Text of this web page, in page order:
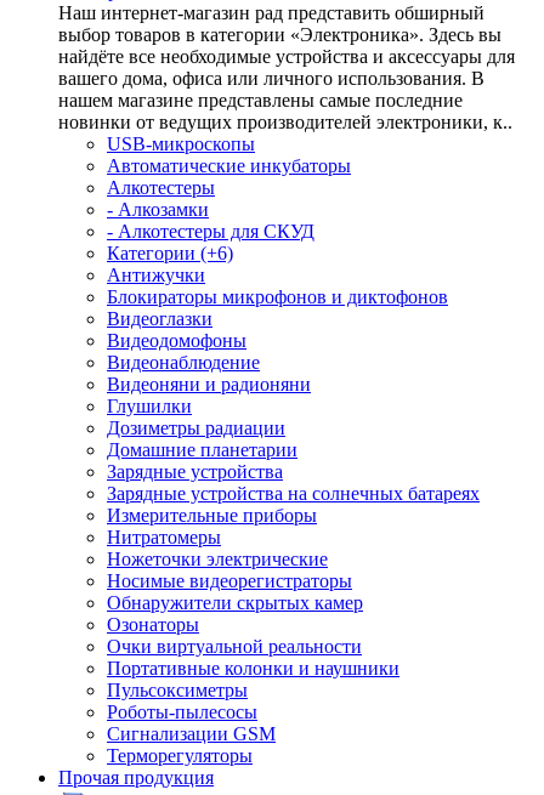
Наш интернет-магазин рад представить обширный
выбор товаров в категории «Электроника». Здесь вы
найдёте все необходимые устройства и аксессуары для
вашего дома, офиса или личного использования. В
нашем магазине представлены самые последние
новинки от ведущих производителей электроники, к..
USB-микроскопы
Автоматические инкубаторы
Алкотестеры
- Алкозамки
- Алкотестеры для СКУД
Категории (+6)
Антижучки
Блокираторы микрофонов и диктофонов
Видеоглазки
Видеодомофоны
Видеонаблюдение
Видеоняни и радионяни
Глушилки
Дозиметры радиации
Домашние планетарии
Зарядные устройства
Зарядные устройства на солнечных батареях
Измерительные приборы
Нитратомеры
Ножеточки электрические
Носимые видеорегистраторы
Обнаружители скрытых камер
Озонаторы
Очки виртуальной реальности
Портативные колонки и наушники
Пульсоксиметры
Роботы-пылесосы
Сигнализации GSM
Терморегуляторы
Прочая продукция